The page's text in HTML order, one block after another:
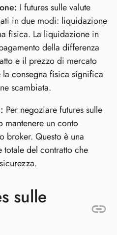
I futures sulle valute
in due modi: liquidazione
fisica. La liquidazione in
della differenza
e il prezzo di mercato
consegna fisica significa
scambiata.
Per negoziare futures sulle
mantenere un conto
broker. Questo è una
totale del contratto che
sulle